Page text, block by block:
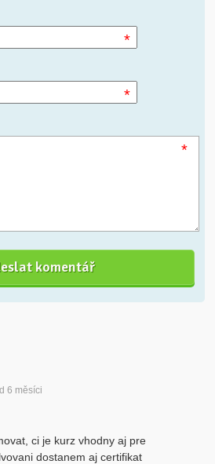
*
*
*
6 měsíci
ci je kurz vhodny aj pre
dostanem aj certifikat